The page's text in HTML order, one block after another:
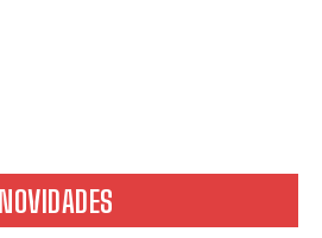
NOVIDADES